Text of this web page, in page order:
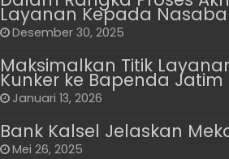
Layanan Kepada
Desember 30, 2025
Maksimalkan Titik
Kunker ke Bapenda Jatim
Januari 13, 2026
Bank Kalsel Jelaskan
Mei 26, 2025